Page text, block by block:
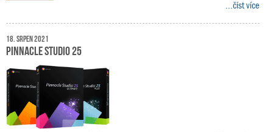
...číst více
18. srpen 2021
Pinnacle Studio 25